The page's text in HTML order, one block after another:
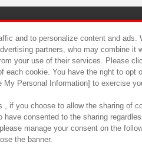
について カスタマーハラスメン
and to personalize content and ads.
partners, who may combine it
your use of their services. Please
each cookie. You have the right to opt
Personal Information] to exercise
, if you choose to allow the sharing of
have consented to the sharing
manage your consent on the
the banner.